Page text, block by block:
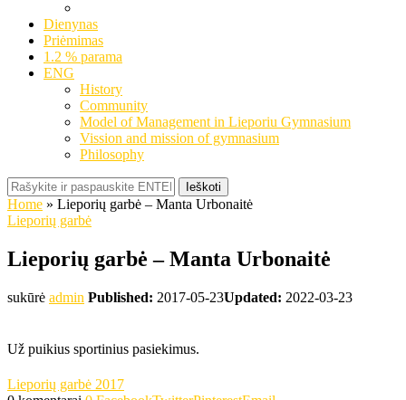
Dienynas
Priėmimas
1.2 % parama
ENG
History
Community
Model of Management in Lieporiu Gymnasium
Vission and mission of gymnasium
Philosophy
Ieškoti
Home » Lieporių garbė – Manta Urbonaitė
Lieporių garbė
Lieporių garbė – Manta Urbonaitė
sukūrė admin Published: 2017-05-23Updated: 2022-03-23
Už puikius sportinius pasiekimus.
Lieporių garbė 2017